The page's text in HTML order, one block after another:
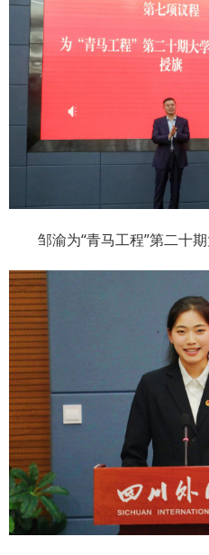
邹渝为“青马工程”第二十